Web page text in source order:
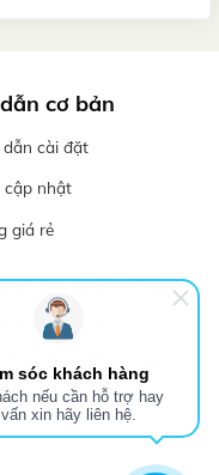
cơ bản
dẫn cài đặt
cập nhật
giá rẻ
giao diện
sóc khách hàng
nếu cần hỗ trợ hay
xin hãy liên hệ.